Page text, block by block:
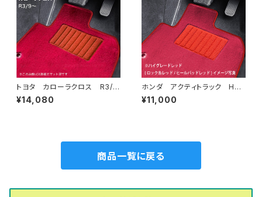
トヨタ カローラクロス R3/
9〜 10系 フロアマット一
式 カーマット ハイグレードタ
¥14,080
ホンダ アクティトラック H21/
12〜R3/4 HA8・HA9 フロ
アマット一式 カーマット ハイ
¥11,000
商品一覧に戻る